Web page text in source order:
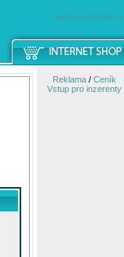
windowsmobile.cz
Reklama/ Ceník
Vstup pro inzerenty